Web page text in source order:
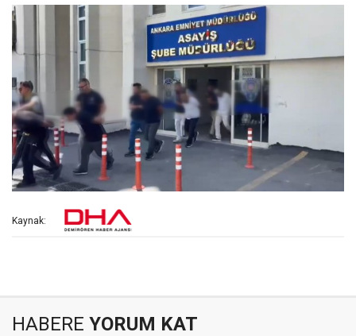
Kaynak:
HABERE YORUM KAT